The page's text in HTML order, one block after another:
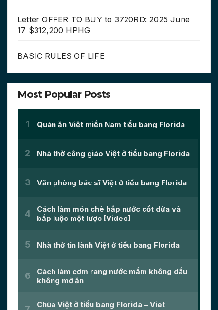
Letter OFFER TO BUY to 3720RD: 2025 June
17 $312,200 HPHG
BASIC RULES OF LIFE
Most Popular Posts